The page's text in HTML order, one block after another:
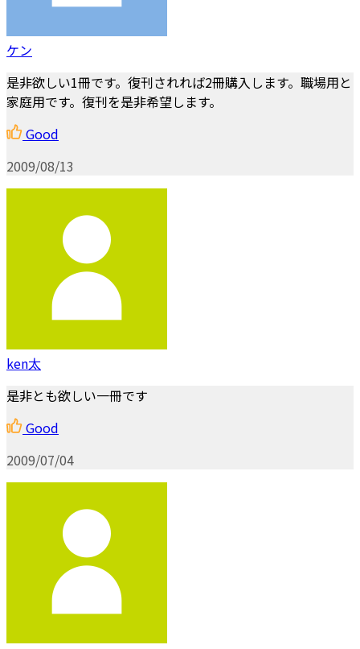
ケン
是非欲しい1冊です。復刊されれば2冊購入します。職場用と
家庭用です。復刊を是非希望します。
Good
2009/08/13
ken太
是非とも欲しい一冊です
Good
2009/07/04